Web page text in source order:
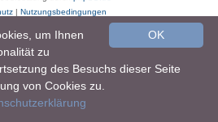
| Nutzungsbedingungen
OK
um Ihnen
zu
des Besuchs dieser Seite
von Cookies zu.